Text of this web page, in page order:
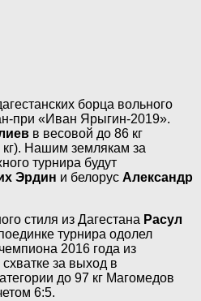
борца вольного
при «Иван Ярыгин-2019».
в весовой до 86 кг
кг). Нашим землякам за
турнира будут
Эрдин и белорус Александр
стиля из Дагестана Расул
турнира одолел
2016 года из
схватке за выход в
до 97 кг Магомедов
6:5.